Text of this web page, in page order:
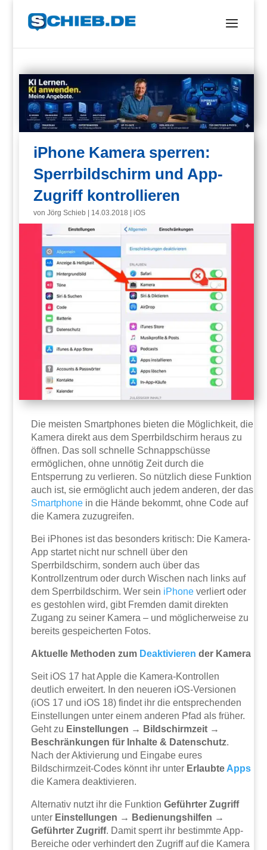
iPhone Kamera sperren:
Sperrbildschirm und App-
Zugriff kontrollieren
vonJörg Schieb 14.03.2018 |iOS
Die meisten Smartphones bieten die Möglichkeit, die
Kamera direkt aus dem Sperrbildschirm heraus zu
öffnen. Das soll schnelle Schnappschüsse
ermöglichen, ohne unnötig Zeit durch die
Entsperrung zu verlieren. So nützlich diese Funktion
auch ist, sie ermöglicht auch jedem anderen, der das
Smartphone in die Hände bekommt, ohne Code auf
die Kamera zuzugreifen.
Bei iPhones ist das besonders kritisch: Die Kamera-
App startet nicht nur schnell über den
Sperrbildschirm, sondern auch über das
Kontrollzentrum oder durch Wischen nach links auf
dem Sperrbildschirm. Wer sein iPhone verliert oder
es gestohlen wird, gibt Fremden damit direkten
Zugang zu seiner Kamera – und möglicherweise zu
bereits gespeicherten Fotos.
Aktuelle Methoden zum Deaktivieren der Kamera
Seit iOS 17 hat Apple die Kamera-Kontrollen
deutlich erweitert. In den neueren iOS-Versionen
(iOS 17 und iOS 18) findet ihr die entsprechenden
Einstellungen unter einem anderen Pfad als früher.
Geht zu Einstellungen → Bildschirmzeit →
Beschränkungen für Inhalte & Datenschutz.
Nach der Aktivierung und Eingabe eures
Bildschirmzeit-Codes könnt ihr unter Erlaubte Apps
die Kamera deaktivieren.
Alternativ nutzt ihr die FunktionGeführter Zugriff
unter Einstellungen → Bedienungshilfen →
Geführter Zugriff. Damit sperrt ihr bestimmte App-
Bereiche oder verhindert den Zugriff auf die Kamera